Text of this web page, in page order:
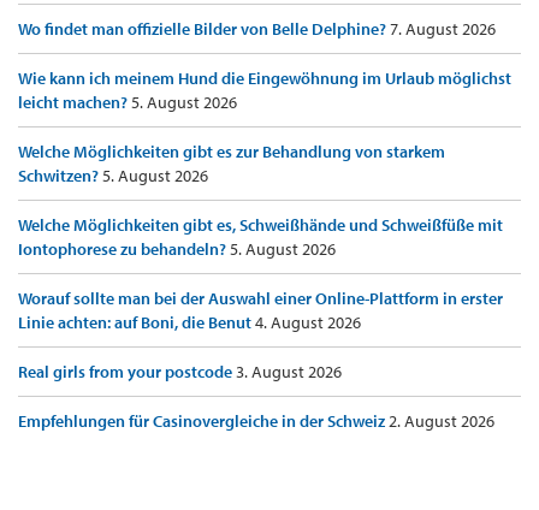
Wo findet man offizielle Bilder von Belle Delphine?7. August 2026
Wie kann ich meinem Hund die Eingewöhnung im Urlaub möglichst
leicht machen?5. August 2026
Welche Möglichkeiten gibt es zur Behandlung von starkem
Schwitzen?5. August 2026
Welche Möglichkeiten gibt es, Schweißhände und Schweißfüße mit
Iontophorese zu behandeln?5. August 2026
Worauf sollte man bei der Auswahl einer Online-Plattform in erster
Linie achten: auf Boni, die Benut4. August 2026
Real girls from your postcode3. August 2026
Empfehlungen für Casinovergleiche in der Schweiz2. August 2026